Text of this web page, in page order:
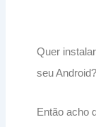
Quer
seu Android?
Então acho